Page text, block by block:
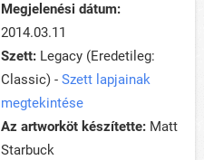
Megjelenési dátum:
2014.03.11
Szett: Legacy (Eredetileg:
Classic) - Szett lapjainak
megtekintése
Az artworköt készítette: Matt
Starbuck